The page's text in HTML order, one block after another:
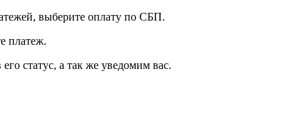
выберите оплату по СБП.
платеж.
статус, а так же уведомим вас.